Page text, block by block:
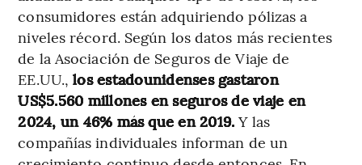
consumidores están adquiriendo pólizas a
niveles récord. Según los datos más recientes
de la Asociación de Seguros de Viaje de
EE.UU.,los estadounidenses gastaron
US$5.560 millones en seguros de viaje en
2024, un 46% más que en 2019. Y las
compañías individuales informan de un